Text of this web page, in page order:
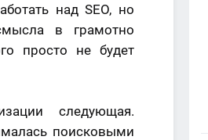
над SEO, но
в грамотно
просто не будет
следующая.
поисковыми